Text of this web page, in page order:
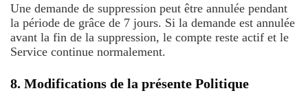
Une demande de suppression peut être annulée pendant
la période de grâce de 7 jours. Si la demande est annulée
avant la fin de la suppression, le compte reste actif et le
Service continue normalement.
8. Modifications de la présente Politique